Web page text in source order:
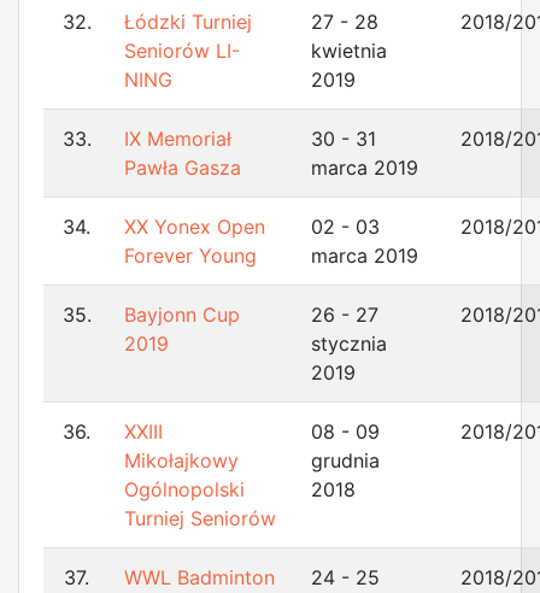
32.
Łódzki Turniej
Seniorów LI-
NING
27 - 28
kwietnia
2019
2018/
33.
IX Memoriał
Pawła Gasza
30 - 31
marca 2019
2018/
34.
XX Yonex Open
Forever Young
02 - 03
marca 2019
2018/
35.
Bayjonn Cup
2019
26 - 27
stycznia
2019
2018/
36.
XXIII
Mikołajkowy
Ogólnopolski
Turniej Seniorów
08 - 09
grudnia
2018
2018/
37.
WWL Badminton
24 - 25
2018/